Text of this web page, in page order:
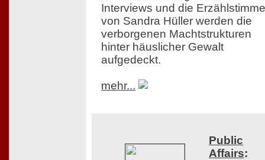
Interviews und die Erzählstimme
von Sandra Hüller werden die
verborgenen Machtstrukturen
hinter häuslicher Gewalt
aufgedeckt.
mehr...
Public
Affairs: